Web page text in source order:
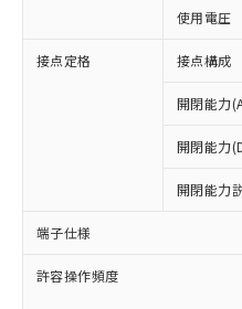
使用電圧
接点定格 接点構成
開閉能力
開閉能力
開閉能力
端子仕様
許容操作頻度対応済み：EU
非含有に対応した